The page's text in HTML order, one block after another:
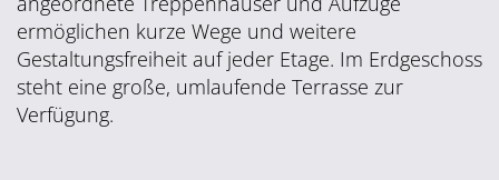
ermöglichen kurze Wege und weitere
Gestaltungsfreiheit auf jeder Etage. Im Erdgeschoss
steht eine große, umlaufende Terrasse zur
Verfügung.